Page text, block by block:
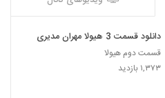
دانلود قسمت 3 هیولا مهران مدیری
قسمت دوم هیولا
۱,۳۷۳ بازدید